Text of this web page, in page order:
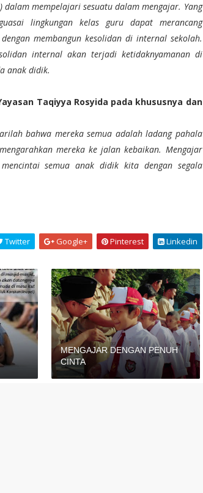
mempelajari sesuatu dalam mengajar. Yang
lingkungan kelas guru dapat merancang
membangun kesolidan di internal sekolah.
internal akan terjadi ketidaknyamanan di
anak didik.
Taqiyya Rosyida pada khususnya dan
bahwa mereka semua adalah ladang pahala
mereka ke jalan kebaikan. Mengajar
semua anak didik kita dengan segala
Twitter Google+ Pinterest Linkedin
MENGAJAR DENGAN PENUH
CINTA